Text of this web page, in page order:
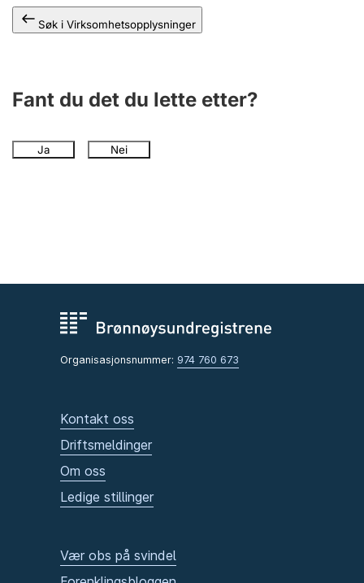
Søk i Virksomhetsopplysninger
Fant du det du lette etter?
Ja Nei
Organisasjonsnummer: 974 760 673
Kontakt oss
Driftsmeldinger
Om oss
Ledige stillinger
Vær obs på svindel